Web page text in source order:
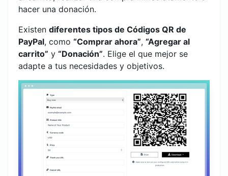
hacer una donación.
Existen diferentes tipos de Códigos QR de
PayPal, como “Comprar ahora”, “Agregar al
carrito” y “Donación”. Elige el que mejor se
adapte a tus necesidades y objetivos.